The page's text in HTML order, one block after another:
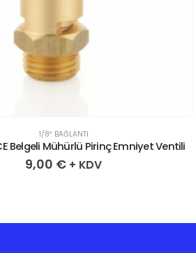
1/8″ BAĞLANTI
Belgeli Mühürlü Pirinç Emniyet Ventili
9,00 € + KDV